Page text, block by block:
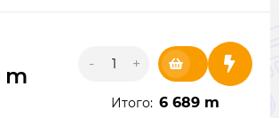
m - +
Итого: 6 689 m